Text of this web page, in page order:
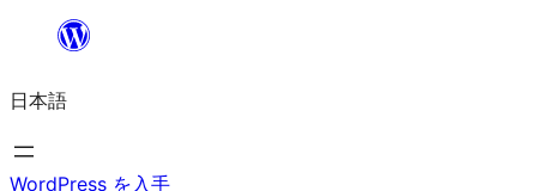
を
ス
キ
日本語
WordPress を入手